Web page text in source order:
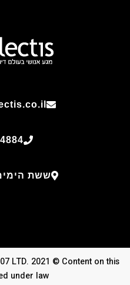
ששת הימים 30, בני
LTD. 2021 © Content on this
under law